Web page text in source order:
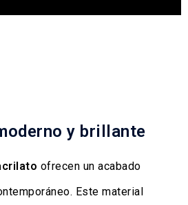
y brillante
ofrecen un acabado
Este material